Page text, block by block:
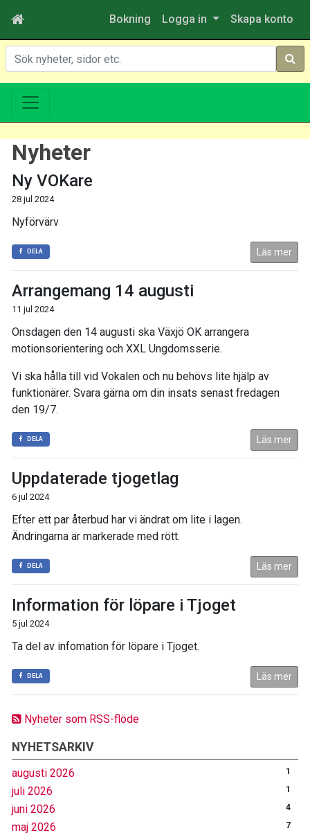
Bokning Logga in Skapa konto
Sök
Nyheter som RSS-flöde
NYHETSARKIV
augusti 2026 1
juli 2026 1
juni 2026 4
maj 2026 7
Nyheter
Ny VOKare
28 jul 2024
Nyförvärv
DELA Läs mer
Arrangemang 14 augusti
11 jul 2024
Onsdagen den 14 augusti ska Växjö OK arrangera
motionsorientering och XXL Ungdomsserie.
Vi ska hålla till vid Vokalen och nu behövs lite hjälp av
funktionärer. Svara gärna om din insats senast fredagen
den 19/7.
DELA Läs mer
Uppdaterade tjogetlag
6 jul 2024
Efter ett par återbud har vi ändrat om lite i lagen.
Ändringarna är markerade med rött.
DELA Läs mer
Information för löpare i Tjoget
5 jul 2024
Ta del av infomation för löpare i Tjoget.
DELA Läs mer